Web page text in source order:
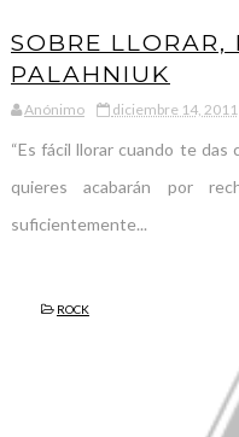
SOBRE LLORAR,
PALAHNIUK
Anónimo diciembre 14, 2011
“Es fácil llorar cuando te das
quieres acabarán por
suficientemente...
ROCK